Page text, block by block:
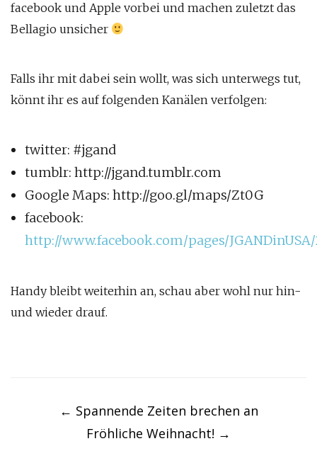
facebook und Apple vorbei und machen zuletzt das
Bellagio unsicher
Falls ihr mit dabei sein wollt, was sich unterwegs tut,
könnt ihr es auf folgenden Kanälen verfolgen:
twitter: #jgand
tumblr: http://jgand.tumblr.com
Google Maps: http://goo.gl/maps/Zt0G
facebook:
http://www.facebook.com/pages/JGANDinUSA/
Handy bleibt weiterhin an, schau aber wohl nur hin-
und wieder drauf.
navigation
← Spannende Zeiten brechen an
Fröhliche Weihnacht! →